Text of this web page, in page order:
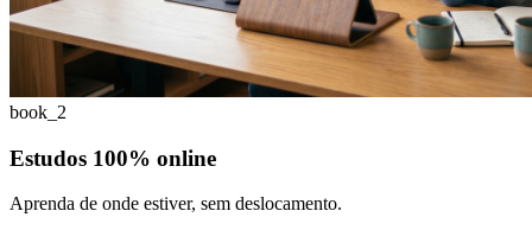
book_2
Estudos 100% online
Aprenda de onde estiver, sem deslocamento.